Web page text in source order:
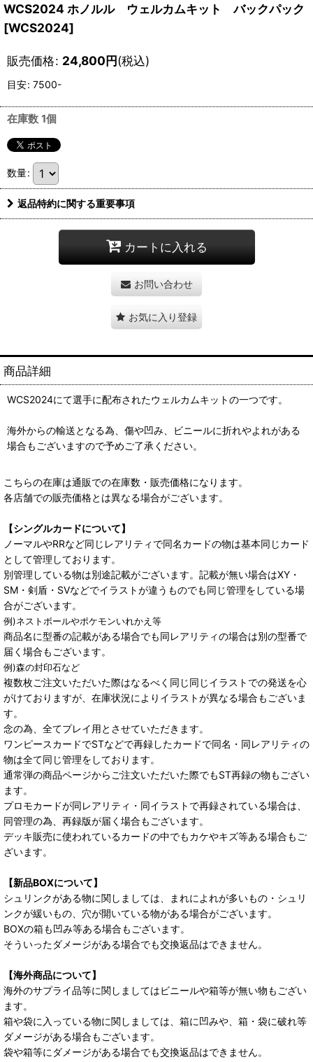
WCS2024 ホノルル ウェルカムキット バックパック
[WCS2024]
販売価格: 24,800円(税込)
目安: 7500-
在庫数 1個
数量:
返品特約に関する重要事項
カートに入れる
お問い合わせ
お気に入り登録
商品詳細
WCS2024にて選手に配布されたウェルカムキットの一つです。
海外からの輸送となる為、傷や凹み、ビニールに折れやよれがある
場合もございますので予めご了承ください。
こちらの在庫は通販での在庫数・販売価格になります。
各店舗での販売価格とは異なる場合がございます。
【シングルカードについて】
ノーマルやRRなど同じレアリティで同名カードの物は基本同じカード
として管理しております。
別管理している物は別途記載がございます。記載が無い場合はXY・
SM・剣盾・SVなどでイラストが違うものでも同じ管理をしている場
合がございます。
例)ネストボールやポケモンいれかえ等
商品名に型番の記載がある場合でも同レアリティの場合は別の型番で
届く場合もございます。
例)森の封印石など
複数枚ご注文いただいた際はなるべく同じ同じイラストでの発送を心
がけておりますが、在庫状況によりイラストが異なる場合もございま
す。
念の為、全てプレイ用とさせていただきます。
ワンピースカードでSTなどで再録したカードで同名・同レアリティの
物は全て同じ管理をしております。
通常弾の商品ページからご注文いただいた際でもST再録の物もござい
ます。
プロモカードが同レアリティ・同イラストで再録されている場合は、
同管理の為、再録版が届く場合もございます。
デッキ販売に使われているカードの中でもカケやキズ等ある場合もご
ざいます。
【新品BOXについて】
シュリンクがある物に関しましては、まれによれが多いもの・シュリ
ンクが緩いもの、穴が開いている物がある場合がございます。
BOXの箱も凹み等ある場合もございます。
そういったダメージがある場合でも交換返品はできません。
【海外商品について】
海外のサプライ品等に関しましてはビニールや箱等が無い物もござい
ます。
箱や袋に入っている物に関しましては、箱に凹みや、箱・袋に破れ等
ダメージがある場合もございます。
袋や箱等にダメージがある場合でも交換返品はできません。